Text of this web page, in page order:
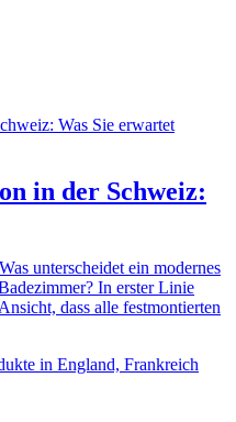
in der Schweiz:
unterscheidet ein modernes
In erster Linie
dass alle festmontierten